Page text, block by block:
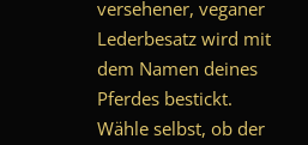
versehener, veganer
Lederbesatz wird mit
dem Namen deines
Pferdes bestickt.
Wähle selbst, ob der